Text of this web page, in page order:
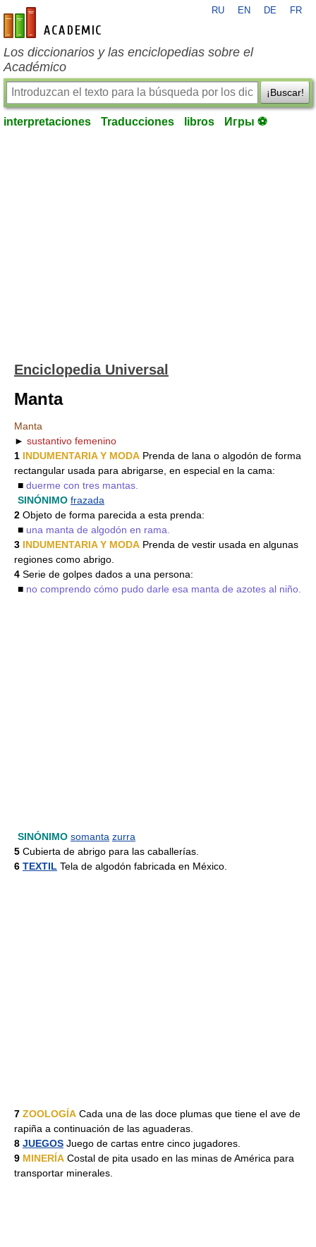
es-academic.com
RU EN DE FR
Los diccionarios y las enciclopedias sobre el
Académico
¡Buscar!
interpretaciones Traducciones libros Игры ⚽
Enciclopedia Universal
Manta
Manta
► sustantivo femenino
1 INDUMENTARIA Y MODA Prenda de lana o algodón de forma
rectangular usada para abrigarse, en especial en la cama:
■ duerme con tres mantas.
SINÓNIMO frazada
2 Objeto de forma parecida a esta prenda:
■ una manta de algodón en rama.
3 INDUMENTARIA Y MODA Prenda de vestir usada en algunas
regiones como abrigo.
4 Serie de golpes dados a una persona:
■ no comprendo cómo pudo darle esa manta de azotes al niño.
SINÓNIMO somanta zurra
5 Cubierta de abrigo para las caballerías.
6 TEXTIL Tela de algodón fabricada en México.
7 ZOOLOGÍA Cada una de las doce plumas que tiene el ave de
rapiña a continuación de las aguaderas.
8 JUEGOS Juego de cartas entre cinco jugadores.
9 MINERÍA Costal de pita usado en las minas de América para
transportar minerales.